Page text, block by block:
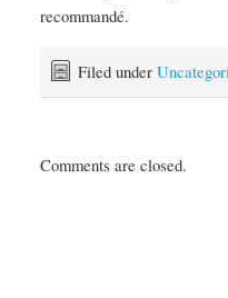
recommandé.
Filed under
Comments are closed.